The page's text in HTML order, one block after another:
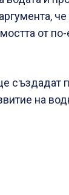
от
създадат
на